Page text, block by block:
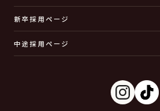
新卒採用ページ
中途採用ページ